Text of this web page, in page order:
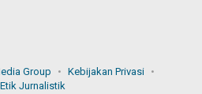
Group
Kebijakan Privasi
Jurnalistik